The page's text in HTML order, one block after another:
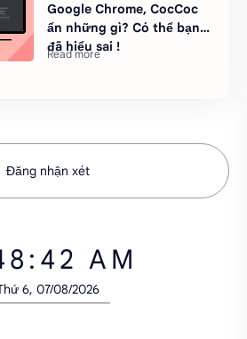
Google Chrome, CocCoc
ẩn những gì? Có thể bạn
đã hiểu sai !
Đăng nhận xét
AM
6, 07/08/2026